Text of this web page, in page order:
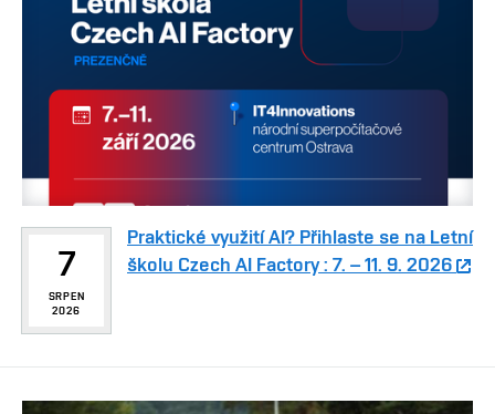
7
SRPEN
2026
Praktické využití AI? Přihlaste se na Letní
školu Czech AI Factory : 7. – 11. 9. 2026